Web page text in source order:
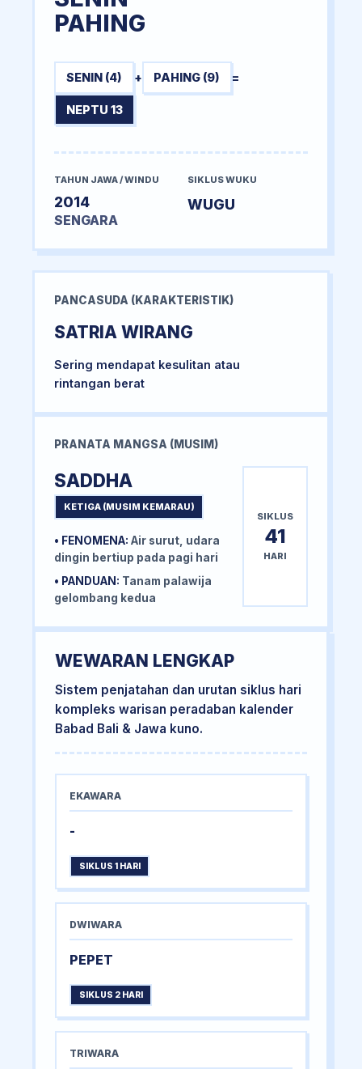
PAHING
SENIN (4) + PAHING (9) =
NEPTU 13
TAHUN JAWA / WINDU
2014
SENGARA
SIKLUS WUKU
WUGU
PANCASUDA (KARAKTERISTIK)
SATRIA WIRANG
Sering mendapat kesulitan atau
rintangan berat
PRANATA MANGSA (MUSIM)
SADDHA
KETIGA (MUSIM KEMARAU)
• FENOMENA: Air surut, udara
dingin bertiup pada pagi hari
• PANDUAN: Tanam palawija
gelombang kedua
SIKLUS
41
HARI
WEWARAN LENGKAP
Sistem penjatahan dan urutan siklus hari
kompleks warisan peradaban kalender
Babad Bali & Jawa kuno.
EKAWARA
-
SIKLUS 1 HARI
DWIWARA
PEPET
SIKLUS 2 HARI
TRIWARA